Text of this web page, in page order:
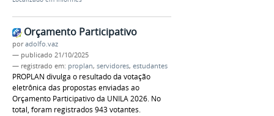
Orçamento Participativo
poradolfo.vaz
— publicado 21/10/2025
— registrado em: proplan, servidores, estudantes
PROPLAN divulga o resultado da votação
eletrônica das propostas enviadas ao
Orçamento Participativo da UNILA 2026. No
total, foram registrados 943 votantes.